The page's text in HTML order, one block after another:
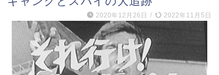
2020年12月26日 / 2022年11月5日